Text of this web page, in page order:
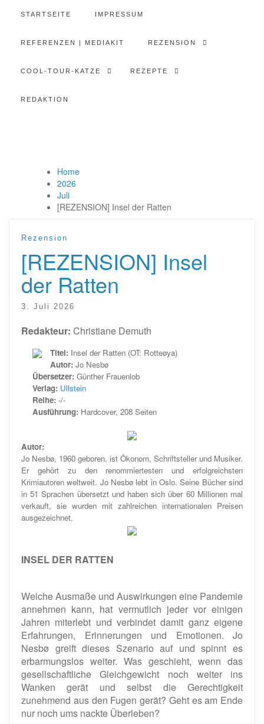
STARTSEITE IMPRESSUM
REFERENZEN | MEDIAKIT REZENSION
COOL-TOUR-KATZE REZEPTE
REDAKTION
Home
2026
Juli
[REZENSION] Insel der Ratten
Rezension
[REZENSION] Insel
der Ratten
3. Juli 2026
Redakteur: Christiane Demuth
Titel: Insel der Ratten (OT: Rotteøya)
Autor: Jo Nesbø
Übersetzer: Günther Frauenlob
Verlag: Ullstein
Reihe: -/-
Ausführung: Hardcover, 208 Seiten
Autor:
Jo Nesbø, 1960 geboren, ist Ökonom, Schriftsteller und Musiker.
Er gehört zu den renommiertesten und erfolgreichsten
Krimiautoren weltweit. Jo Nesbø lebt in Oslo. Seine Bücher sind
in 51 Sprachen übersetzt und haben sich über 60 Millionen mal
verkauft, sie wurden mit zahlreichen internationalen Preisen
ausgezeichnet.
INSEL DER RATTEN
Welche Ausmaße und Auswirkungen eine Pandemie
annehmen kann, hat vermutlich jeder vor einigen
Jahren miterlebt und verbindet damit ganz eigene
Erfahrungen, Erinnerungen und Emotionen. Jo
Nesbø greift dieses Szenario auf und spinnt es
erbarmungslos weiter. Was geschieht, wenn das
gesellschaftliche Gleichgewicht noch weiter ins
Wanken gerät und selbst die Gerechtigkeit
zunehmend aus den Fugen gerät? Geht es am Ende
nur noch ums nackte Überleben?